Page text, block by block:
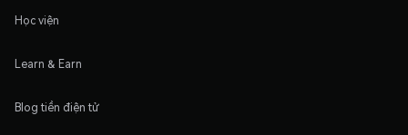
Học viện
Learn & Earn
Blog tiền điện tử